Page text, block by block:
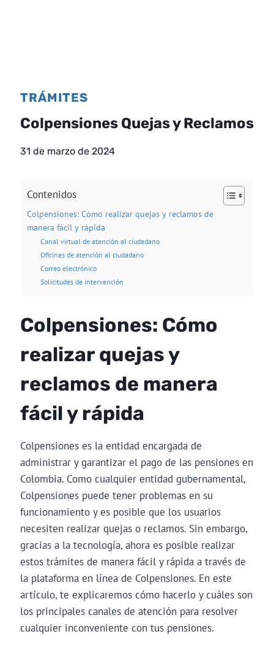
TRÁMITES
Colpensiones Quejas y Reclamos
31 de marzo de 2024
Contenidos
Colpensiones: Cómo realizar quejas y reclamos de
manera fácil y rápida
Canal virtual de atención al ciudadano
Oficinas de atención al ciudadano
Correo electrónico
Solicitudes de intervención
Colpensiones: Cómo
realizar quejas y
reclamos de manera
fácil y rápida
Colpensiones es la entidad encargada de
administrar y garantizar el pago de las pensiones en
Colombia. Como cualquier entidad gubernamental,
Colpensiones puede tener problemas en su
funcionamiento y es posible que los usuarios
necesiten realizar quejas o reclamos. Sin embargo,
gracias a la tecnología, ahora es posible realizar
estos trámites de manera fácil y rápida a través de
la plataforma en línea de Colpensiones. En este
artículo, te explicaremos cómo hacerlo y cuáles son
los principales canales de atención para resolver
cualquier inconveniente con tus pensiones.